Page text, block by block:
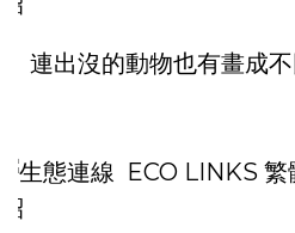
連出沒的動物也有畫成